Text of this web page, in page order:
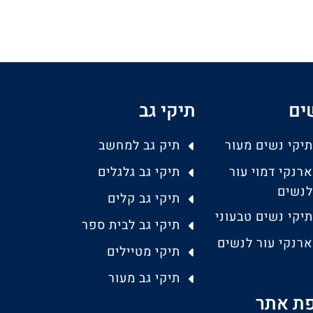
תיקי נשים מעור
ארנקי דמוי עור
לנשים
תיקי נשים טבעוני
ארנקי עור לנשים
תיקי גב
תיק גב למחשב
תיקי גב גלגלים
תיקי גב קלים
תיקי גב לבית ספר
תיקי מטיילים
תיקי גב מעור
אתר